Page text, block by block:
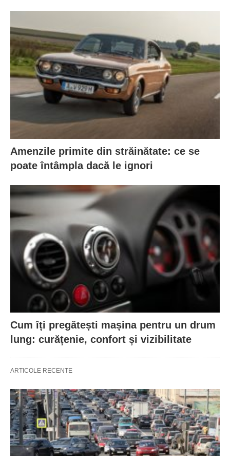
Amenzile primite din străinătate: ce se
poate întâmpla dacă le ignori
Cum îți pregătești mașina pentru un drum
lung: curățenie, confort și vizibilitate
ARTICOLE RECENTE